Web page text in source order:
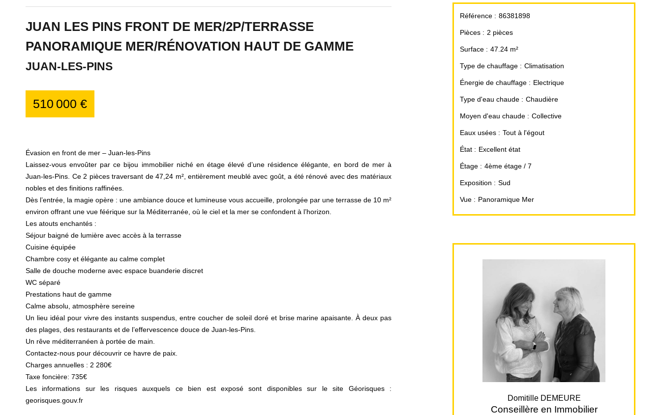
JUAN LES PINS FRONT DE MER/2P/TERRASSE
PANORAMIQUE MER/RÉNOVATION HAUT DE GAMME
JUAN-LES-PINS
510 000 €
Évasion en front de mer – Juan-les-Pins
Laissez-vous envoûter par ce bijou immobilier niché en étage élevé d’une résidence élégante, en bord de mer à
Juan-les-Pins. Ce 2 pièces traversant de 47,24 m², entièrement meublé avec goût, a été rénové avec des matériaux
nobles et des finitions raffinées.
Dès l’entrée, la magie opère : une ambiance douce et lumineuse vous accueille, prolongée par une terrasse de 10 m²
environ offrant une vue féérique sur la Méditerranée, où le ciel et la mer se confondent à l’horizon.
Les atouts enchantés :
Séjour baigné de lumière avec accès à la terrasse
Cuisine équipée
Chambre cosy et élégante au calme complet
Salle de douche moderne avec espace buanderie discret
WC séparé
Prestations haut de gamme
Calme absolu, atmosphère sereine
Un lieu idéal pour vivre des instants suspendus, entre coucher de soleil doré et brise marine apaisante. À deux pas
des plages, des restaurants et de l’effervescence douce de Juan-les-Pins.
Un rêve méditerranéen à portée de main.
Contactez-nous pour découvrir ce havre de paix.
Charges annuelles : 2 280€
Taxe foncière: 735€
Les informations sur les risques auxquels ce bien est exposé sont disponibles sur le site Géorisques :
georisques.gouv.fr
Référence 86381898
Pièces 2 pièces
Surface 47.24 m²
Type de chauffage Climatisation
Énergie de chauffage Electrique
Type d'eau chaude Chaudière
Moyen d'eau chaude Collective
Eaux usées Tout à l'égout
État Excellent état
Étage 4ème étage / 7
Exposition Sud
Vue Panoramique Mer
Domitille DEMEURE
Conseillère en Immobilier